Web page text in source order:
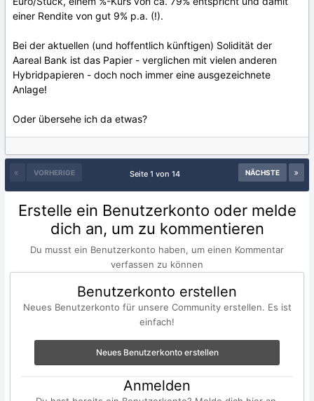
einer Rendite von gut 9% p.a. (!).
Bei der aktuellen (und hoffentlich künftigen) Solidität der
Aareal Bank ist das Papier - verglichen mit vielen anderen
Hybridpapieren - doch noch immer eine ausgezeichnete
Anlage!
Oder übersehe ich da etwas?
VORHERIGE NÄCHSTE
Seite 1 von 14
Erstelle ein Benutzerkonto oder melde
dich an, um zu kommentieren
Du musst ein Benutzerkonto haben, um einen Kommentar
verfassen zu können
Benutzerkonto erstellen
Neues Benutzerkonto für unsere Community erstellen. Es ist
einfach!
Neues Benutzerkonto erstellen
Anmelden